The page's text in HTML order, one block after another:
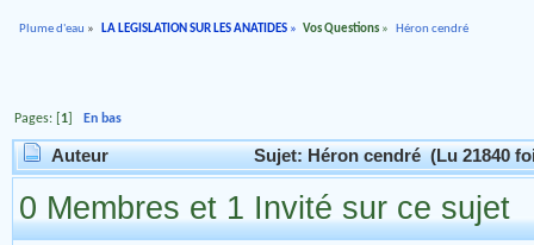
Plume d'eau » LA LEGISLATION SUR LES ANATIDES» Vos Questions » Héron cendré
Pages: [ 1 ]En bas
Auteur Sujet: Héron cendré (Lu 21840
0 Membres et 1 Invité sur ce sujet